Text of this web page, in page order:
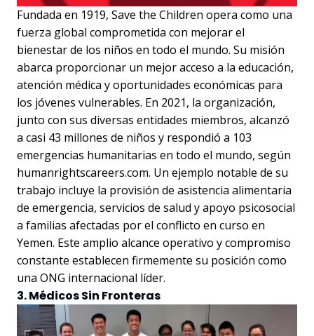
Fundada en 1919, Save the Children opera como una
fuerza global comprometida con mejorar el
bienestar de los niños en todo el mundo. Su misión
abarca proporcionar un mejor acceso a la educación,
atención médica y oportunidades económicas para
los jóvenes vulnerables. En 2021, la organización,
junto con sus diversas entidades miembros, alcanzó
a casi 43 millones de niños y respondió a 103
emergencias humanitarias en todo el mundo, según
humanrightscareers.com. Un ejemplo notable de su
trabajo incluye la provisión de asistencia alimentaria
de emergencia, servicios de salud y apoyo psicosocial
a familias afectadas por el conflicto en curso en
Yemen. Este amplio alcance operativo y compromiso
constante establecen firmemente su posición como
una ONG internacional líder.
3. Médicos Sin Fronteras